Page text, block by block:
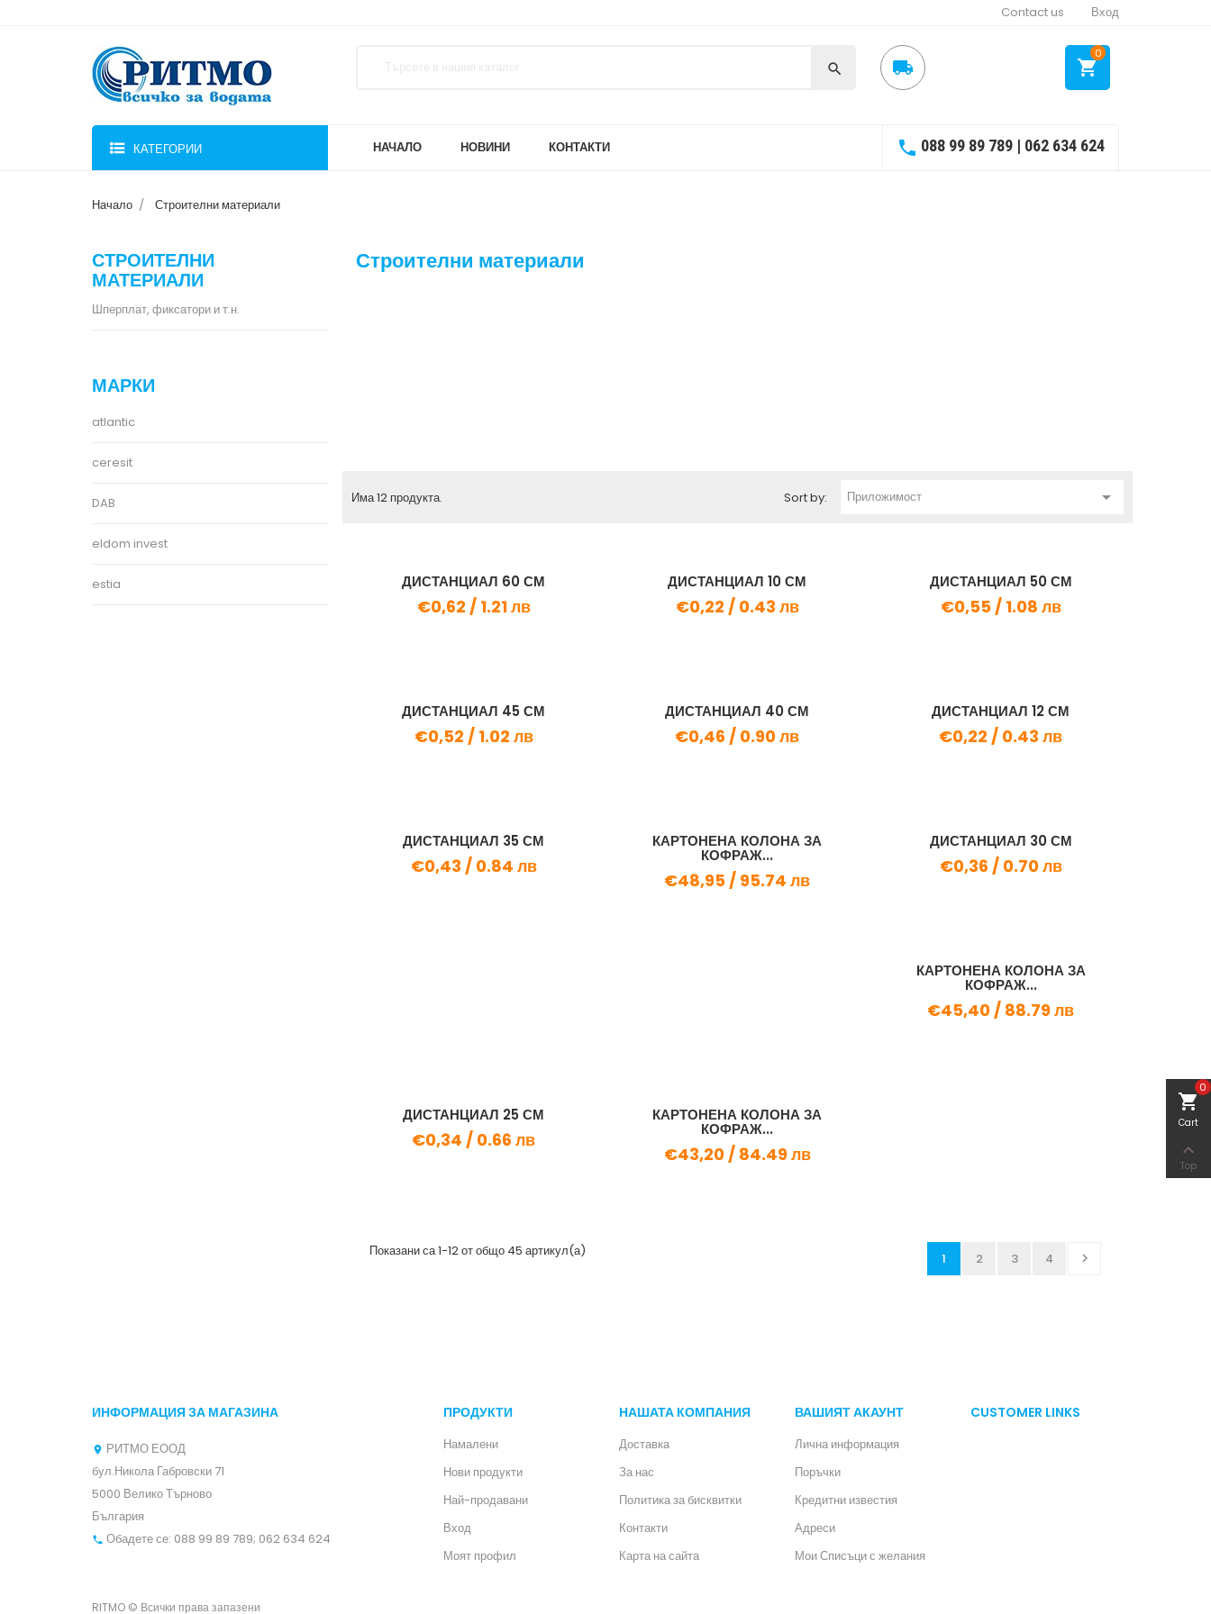
Вход
Contact us
  
0
КАТЕГОРИИ НАЧАЛО НОВИНИ КОНТАКТИ  088 99 89 789 | 062 634 624
Начало Строителни материали
СТРОИТЕЛНИ
МАТЕРИАЛИ
Шперплат, фиксатори и т.н.
МАРКИ
atlantic
ceresit
DAB
eldom invest
estia
Строителни материали
Има 12 продукта. Sort by: Приложимост 
ДИСТАНЦИАЛ 60 СМ
€0,62 / 1.21 лв
ДИСТАНЦИАЛ 10 СМ
€0,22 / 0.43 лв
ДИСТАНЦИАЛ 50 СМ
€0,55 / 1.08 лв
ДИСТАНЦИАЛ 45 СМ
€0,52 / 1.02 лв
ДИСТАНЦИАЛ 40 СМ
€0,46 / 0.90 лв
ДИСТАНЦИАЛ 12 СМ
€0,22 / 0.43 лв
ДИСТАНЦИАЛ 35 СМ
€0,43 / 0.84 лв
КАРТОНЕНА КОЛОНА ЗА
КОФРАЖ...
€48,95 / 95.74 лв
ДИСТАНЦИАЛ 30 СМ
€0,36 / 0.70 лв
КАРТОНЕНА КОЛОНА ЗА
КОФРАЖ...
€45,40 / 88.79 лв
ДИСТАНЦИАЛ 25 СМ
€0,34 / 0.66 лв
КАРТОНЕНА КОЛОНА ЗА
КОФРАЖ...
€43,20 / 84.49 лв
Показани са 1-12 от общо 45 артикул(а) 1 2 3 4 
ИНФОРМАЦИЯ ЗА МАГАЗИНА
 РИТМО ЕООД
бул.Никола Габровски 71
5000 Велико Търново
България
 Обадете се: 088 99 89 789; 062 634 624
ПРОДУКТИ
Намалени
Нови продукти
Най-продавани
Вход
Моят профил
НАШАТА КОМПАНИЯ
Доставка
За нас
Политика за бисквитки
Контакти
Карта на сайта
ВАШИЯТ АКАУНТ
Лична информация
Поръчки
Кредитни известия
Адреси
Мои Списъци с желания
CUSTOMER LINKS
RITMO © Всички права запазени
shopping_cart
Cart
0

Top